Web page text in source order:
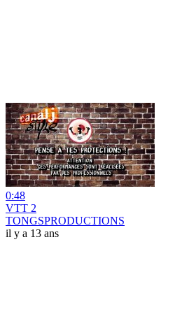
0:48
VTT 2
TONGSPRODUCTIONS
il y a 13 ans